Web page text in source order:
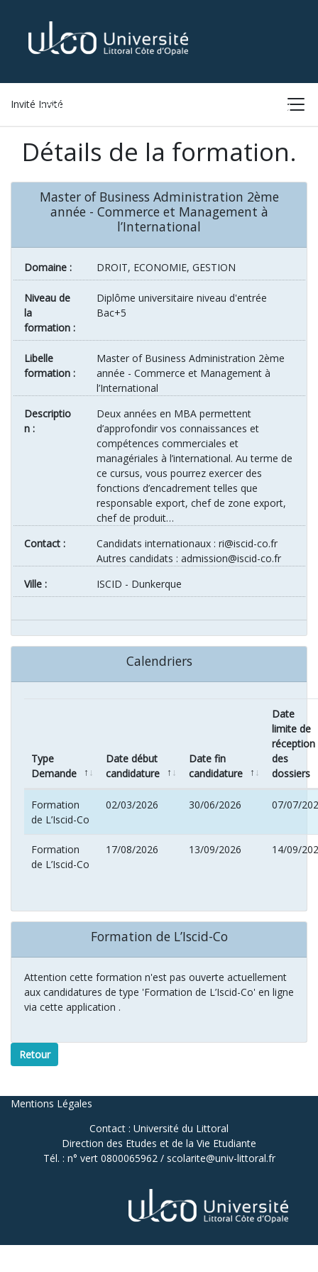
Invité Invité
ACCUEIL CONNEXION
Détails de la formation.
Master of Business Administration 2ème
année - Commerce et Management à
l’International
Domaine : DROIT, ECONOMIE, GESTION
Niveau de
la
formation :
Diplôme universitaire niveau d'entrée
Bac+5
Libelle
formation :
Master of Business Administration 2ème
année - Commerce et Management à
l’International
Descriptio
n :
Deux années en MBA permettent
d’approfondir vos connaissances et
compétences commerciales et
managériales à l’international. Au terme de
ce cursus, vous pourrez exercer des
fonctions d’encadrement telles que
responsable export, chef de zone export,
chef de produit…
Contact :
Candidats internationaux : ri@iscid-co.fr
Autres candidats : admission@iscid-co.fr
ville :
ISCID - Dunkerque
Calendriers
Type
Demande
Date début
candidature
Date fin
candidature
Date
limite de
réception
des
dossiers
Formation
de L’Iscid-Co
02/03/2026 30/06/2026 07/07/
Formation
de L’Iscid-Co
17/08/2026 13/09/2026 14/09/
Formation de L’Iscid-Co
Attention cette formation n'est pas ouverte actuellement
aux candidatures de type 'Formation de L’Iscid-Co' en ligne
via cette application .
Retour
Mentions Légales
Contact : Université du Littoral
Direction des Etudes et de la Vie Etudiante
Tél. : n° vert 0800065962 / scolarite@univ-littoral.fr